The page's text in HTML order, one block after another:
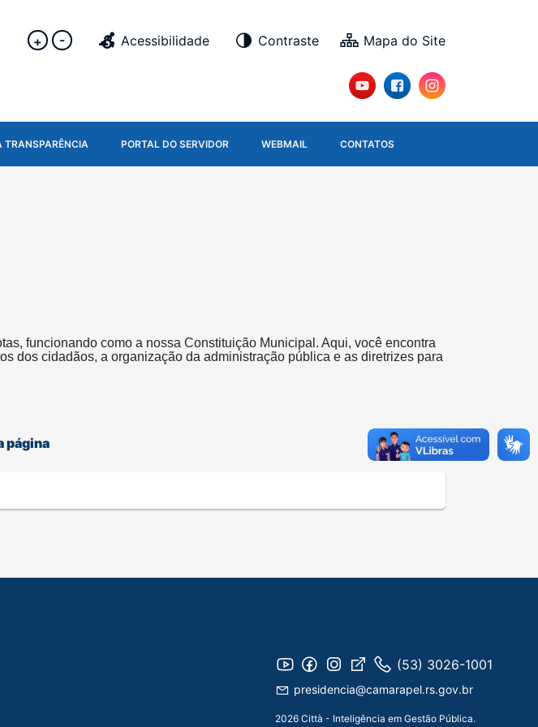
+ - Acessibilidade Contraste
TRANSPARÊNCIA PORTAL DO SERVIDOR WEBMAIL CONTATOS
funcionando como a nossa Constituição Municipal. Aqui, você encontra
dos cidadãos, a organização da administração pública e as diretrizes para
página
(53) 3026-1001
presidencia@camarapel.rs.gov.br
2026 Città - Inteligência em Gestão Pública.